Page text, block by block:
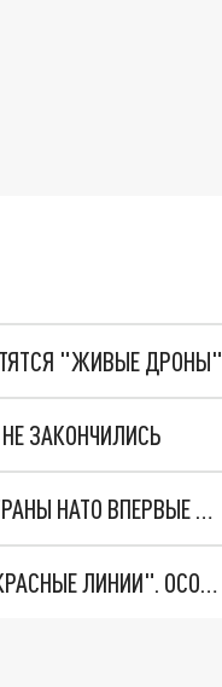
"ЖИВЫЕ ДРОНЫ"
ЗАКОНЧИЛИСЬ
"ОЧЕНЬ ПЛОХИЕ НОВОСТИ": БОЛЬШАЯ ОШИБКА PALANTIR В РОССИИ. СТРАНЫ НАТО ВПЕРВЫЕ ЗА СВО ОСТАНОВИЛИ ПОСТАВКИ ОРУЖИЯ. ВСУ ТЕРЯЮТ ПРИГРАНИЧЬЕ?
"ТЕРПЕНИЕ ПУТИНА ЛОПНУЛО". РЕКОРДНЫЙ УДАР ПО КИЕВУ "ПЕРЕСЁК КРАСНЫЕ ЛИНИИ". ОСОБЫЕ СПЕЦЫ КНДР НА ЛБС? ТАЙНЫЕ ПЕРЕГОВОРЫ ЕВРОПЫ И МОСКВЫ